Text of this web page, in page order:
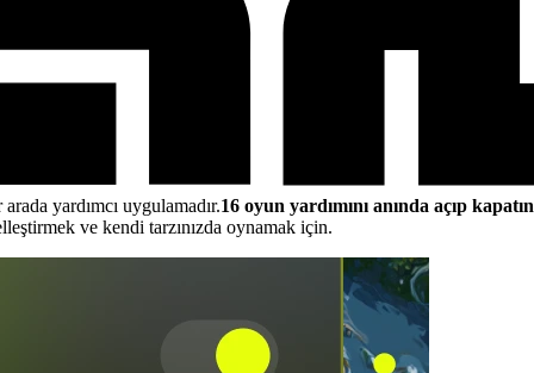
yardımcı uygulamadır.16 oyun yardımını anında açıp kapatın
ve kendi tarzınızda oynamak için.